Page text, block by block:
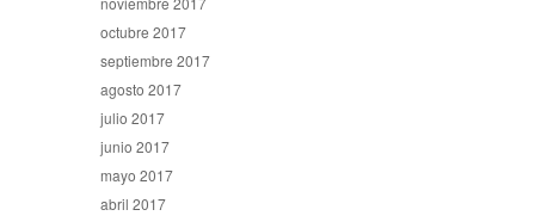
octubre 2017
septiembre 2017
agosto 2017
julio 2017
junio 2017
mayo 2017
abril 2017